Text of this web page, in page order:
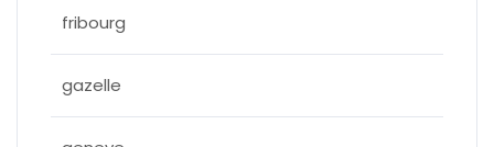
fribourg
gazelle